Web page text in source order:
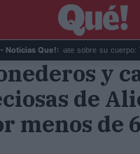
- Noticias Que!:
y el debate sobre su cuerpo: The
y
de
menos de